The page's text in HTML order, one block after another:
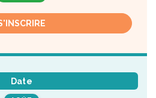
Date